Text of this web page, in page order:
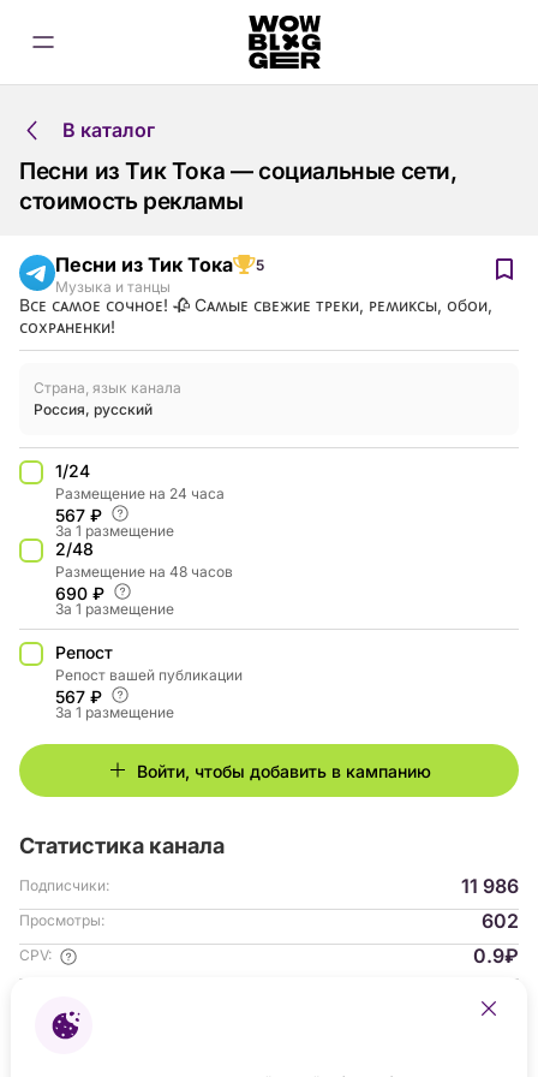
В каталог
Песни из Тик Тока — социальные сети,
стоимость рекламы
Песни из Тик Тока
5
Музыка и танцы
Вᴄᴇ ᴄᴀʍᴏᴇ ᴄᴏчнᴏᴇ! 🥀 Сᴀʍыᴇ ᴄʙᴇжиᴇ ᴛᴩᴇᴋи, ᴩᴇʍиᴋᴄы, ᴏбᴏи,
ᴄᴏхᴩᴀнᴇнᴋи!
Страна, язык канала
Россия, русский
1/24
Размещение на 24 часа
567 ₽
За 1 размещение
2/48
Размещение на 48 часов
690 ₽
За 1 размещение
Репост
Репост вашей публикации
567 ₽
За 1 размещение
Войти, чтобы добавить в кампанию
Статистика канала
Подписчики: 11 986
Просмотры: 602
CPV: 0.9₽
Гендер аудитории: